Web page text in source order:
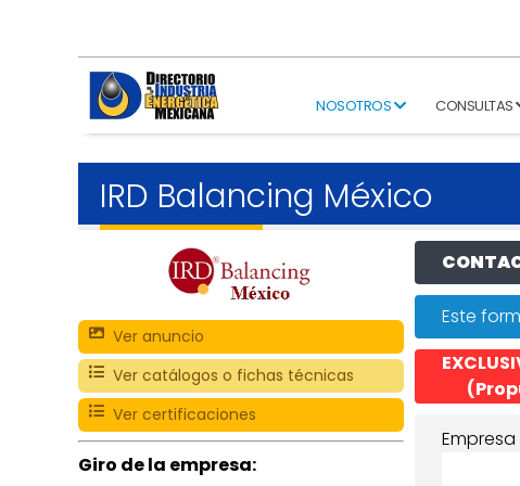
NOSOTROS CONSULTAS
IRD Balancing México
Ver anuncio
Ver catálogos o fichas técnicas
Ver certificaciones
Giro de la empresa:
Este
Empresa